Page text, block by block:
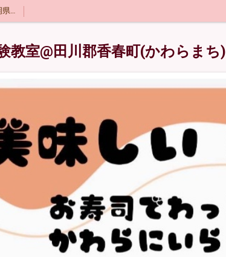
お寿司教室@福岡県田川郡香春町
教室@田川郡香春町(かわらまち)